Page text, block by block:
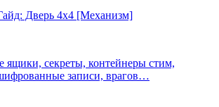
Дверь 4х4 [Механизм]
ящики, секреты, контейнеры стим,
записи, врагов…